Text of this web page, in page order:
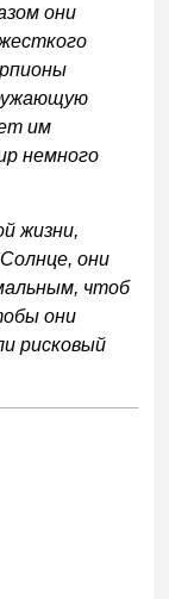
они
им
немного
жизни,
они
чтоб
они
рисковый